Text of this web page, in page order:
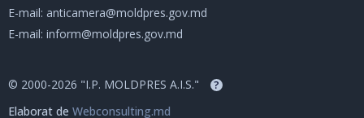
E-mail: anticamera@moldpres.gov.md
E-mail: inform@moldpres.gov.md
© 2000-2026 "I.P. MOLDPRES A.I.S." ?
Elaborat de Webconsulting.md